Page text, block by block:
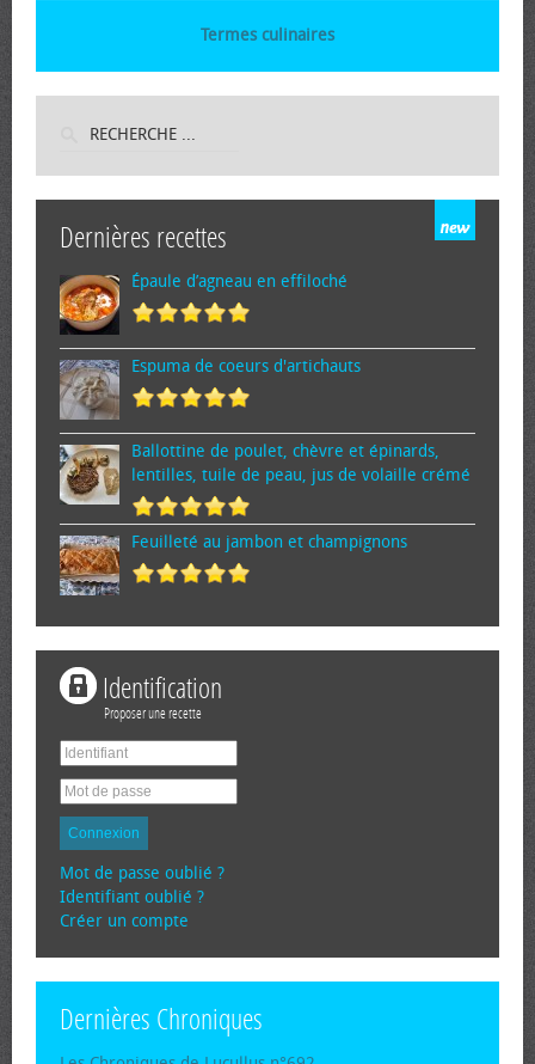
Termes culinaires
Dernières recettes
Épaule d’agneau en effiloché
Espuma de cœurs d'artichauts
Ballottine de poulet, chèvre et épinards,
lentilles, tuile de peau, jus de volaille crémé
Feuilleté au jambon et champignons
Identification
Proposer une recette
Connexion
Mot de passe oublié ?
Identifiant oublié ?
Créer un compte
Dernières Chroniques